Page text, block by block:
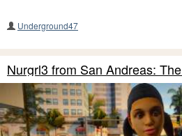
Underground47
Nurgrl3 from San Andreas: The